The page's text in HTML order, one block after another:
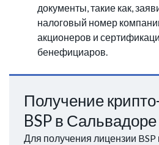
документы, такие как,
налоговый номер
акционеров и
бенефициаров.
Получение
BSP в Сальвадоре
Для получения лицензии